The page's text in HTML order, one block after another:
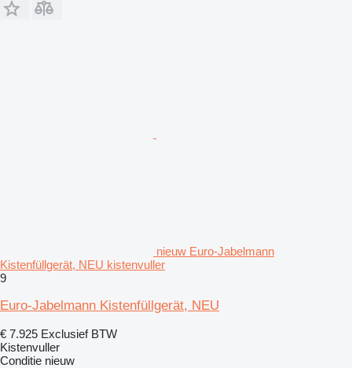
nieuw Euro-Jabelmann
Kistenfüllgerät, NEU kistenvuller
9
Euro-Jabelmann Kistenfüllgerät, NEU
€ 7.925 Exclusief BTW
Kistenvuller
Conditie nieuw